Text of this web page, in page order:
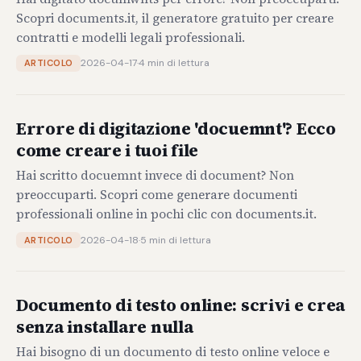
Scopri documents.it, il generatore gratuito per creare
contratti e modelli legali professionali.
ARTICOLO 2026-04-17·4 min di lettura
Errore di digitazione 'docuemnt'? Ecco
come creare i tuoi file
Hai scritto docuemnt invece di document? Non
preoccuparti. Scopri come generare documenti
professionali online in pochi clic con documents.it.
ARTICOLO 2026-04-18·5 min di lettura
Documento di testo online: scrivi e crea
senza installare nulla
Hai bisogno di un documento di testo online veloce e